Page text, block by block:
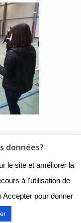
de
|
données?
le site et améliorer la
à l'utilisation de
Accepter pour donner